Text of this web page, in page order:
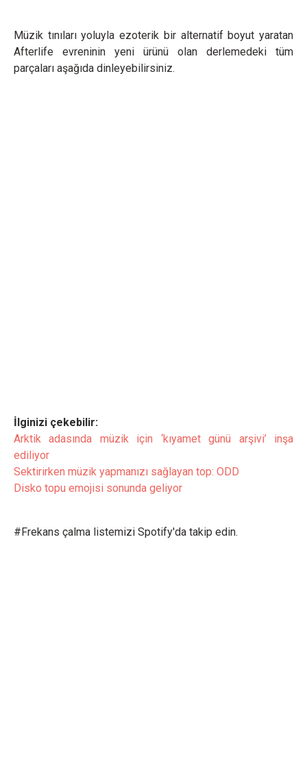
Müzik tınıları yoluyla ezoterik bir alternatif boyut yaratan
Afterlife evreninin yeni ürünü olan derlemedeki tüm
parçaları aşağıda dinleyebilirsiniz.
İlginizi çekebilir:
Arktik adasında müzik için ‘kıyamet günü arşivi’ inşa
ediliyor
Sektirirken müzik yapmanızı sağlayan top: ODD
Disko topu emojisi sonunda geliyor
#Frekans çalma listemizi Spotify'da takip edin.